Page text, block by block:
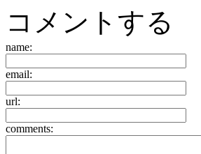
コメントする
name:
email:
url:
comments: